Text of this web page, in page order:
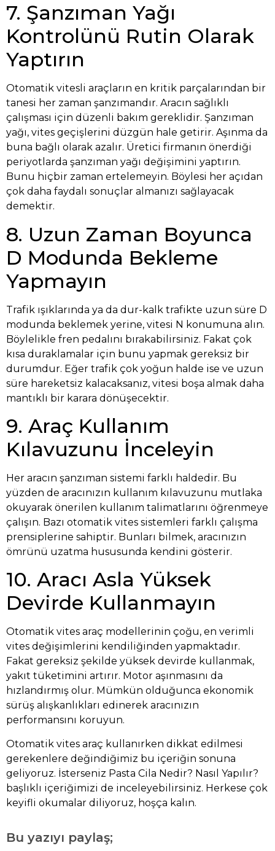
7. Şanzıman Yağı
Kontrolünü Rutin Olarak
Yaptırın
Otomatik vitesli araçların en kritik parçalarından bir
tanesi her zaman şanzımandır. Aracın sağlıklı
çalışması için düzenli bakım gereklidir. Şanzıman
yağı, vites geçişlerini düzgün hale getirir. Aşınma da
buna bağlı olarak azalır. Üretici firmanın önerdiği
periyotlarda şanzıman yağı değişimini yaptırın.
Bunu hiçbir zaman ertelemeyin. Böylesi her açıdan
çok daha faydalı sonuçlar almanızı sağlayacak
demektir.
8. Uzun Zaman Boyunca
D Modunda Bekleme
Yapmayın
Trafik ışıklarında ya da dur-kalk trafikte uzun süre D
modunda beklemek yerine, vitesi N konumuna alın.
Böylelikle fren pedalını bırakabilirsiniz. Fakat çok
kısa duraklamalar için bunu yapmak gereksiz bir
durumdur. Eğer trafik çok yoğun halde ise ve uzun
süre hareketsiz kalacaksanız, vitesi boşa almak daha
mantıklı bir karara dönüşecektir.
9. Araç Kullanım
Kılavuzunu İnceleyin
Her aracın şanzıman sistemi farklı haldedir. Bu
yüzden de aracınızın kullanım kılavuzunu mutlaka
okuyarak önerilen kullanım talimatlarını öğrenmeye
çalışın. Bazı otomatik vites sistemleri farklı çalışma
prensiplerine sahiptir. Bunları bilmek, aracınızın
ömrünü uzatma hususunda kendini gösterir.
10. Aracı Asla Yüksek
Devirde Kullanmayın
Otomatik vites araç modellerinin çoğu, en verimli
vites değişimlerini kendiliğinden yapmaktadır.
Fakat gereksiz şekilde yüksek devirde kullanmak,
yakıt tüketimini artırır. Motor aşınmasını da
hızlandırmış olur. Mümkün olduğunca ekonomik
sürüş alışkanlıkları edinerek aracınızın
performansını koruyun.
Otomatik vites araç kullanırken dikkat edilmesi
gerekenlere değindiğimiz bu içeriğin sonuna
geliyoruz. İsterseniz Pasta Cila Nedir? Nasıl Yapılır?
başlıklı içeriğimizi de inceleyebilirsiniz. Herkese çok
keyifli okumalar diliyoruz, hoşça kalın.
Bu yazıyı paylaş;